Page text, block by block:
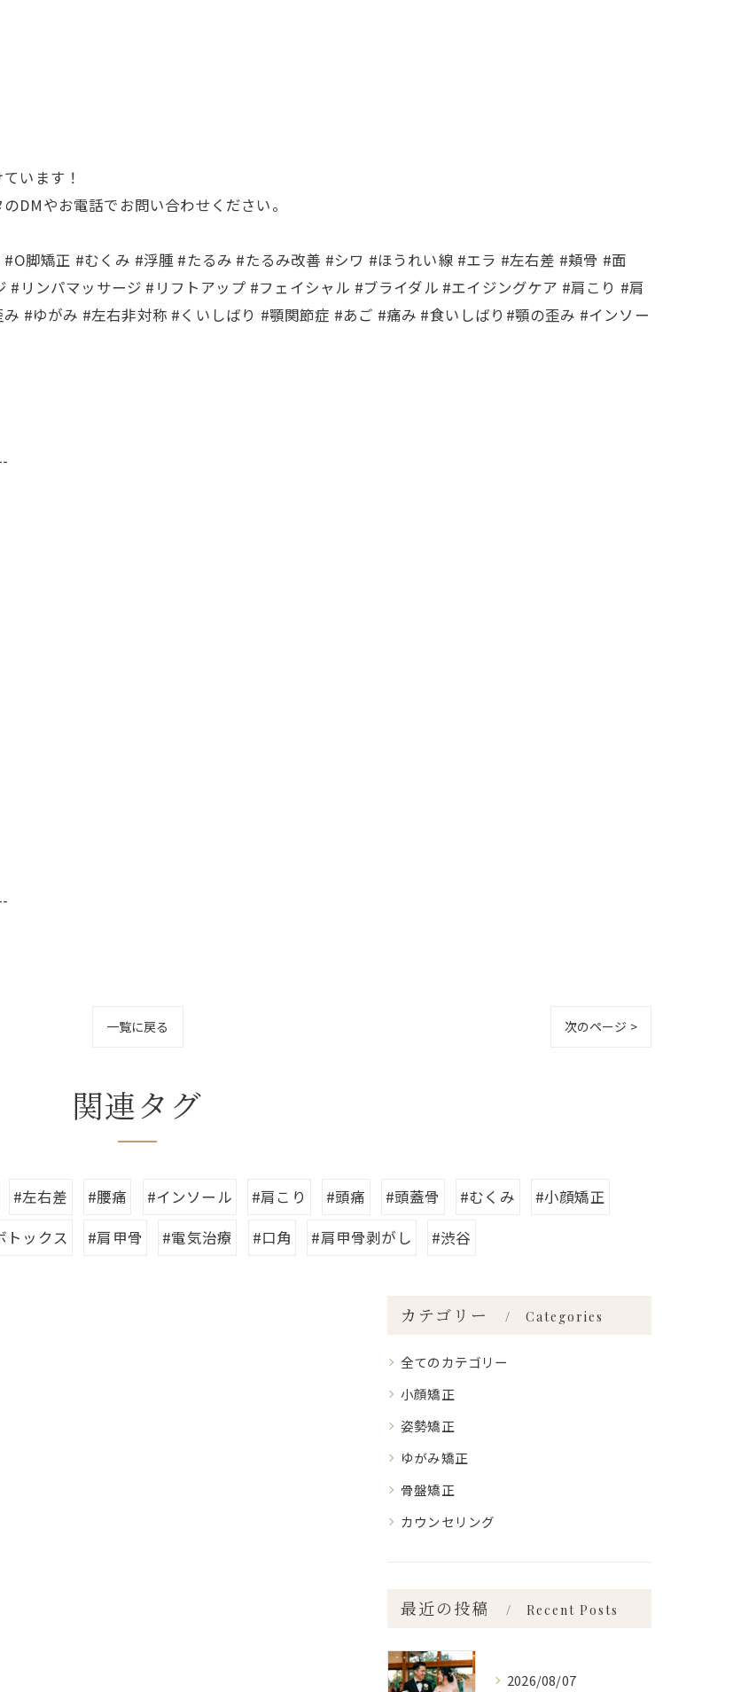
います！
DMやお電話でお問い合わせください。
脚矯正 #むくみ #浮腫 #たるみ #たるみ改善 #シワ #ほうれい線 #エラ #左右差 #頬骨 #面
リンパマッサージ #リフトアップ #フェイシャル #ブライダル #エイジングケア #肩こり #肩
#ゆがみ #左右非対称 #くいしばり #顎関節症 #あご #痛み #食いしばり#顎の歪み #インソー
一覧に戻る 次のページ >
関連タグ
#左右差 #腰痛 #インソール #肩こり #頭痛 #頭蓋骨 #むくみ
#小顔矯正
トックス #肩甲骨 #電気治療 #口角 #肩甲骨剥がし #渋谷
カテゴリー Categories
全てのカテゴリー
小顔矯正
姿勢矯正
ゆがみ矯正
骨盤矯正
カウンセリング
最近の投稿 Recent Posts
2026/08/07